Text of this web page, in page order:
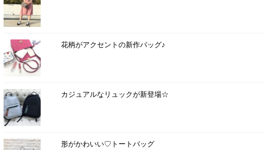
花柄がアクセントの新作バッグ♪
カジュアルなリュックが新登場☆
形がかわいい♡トートバッグ